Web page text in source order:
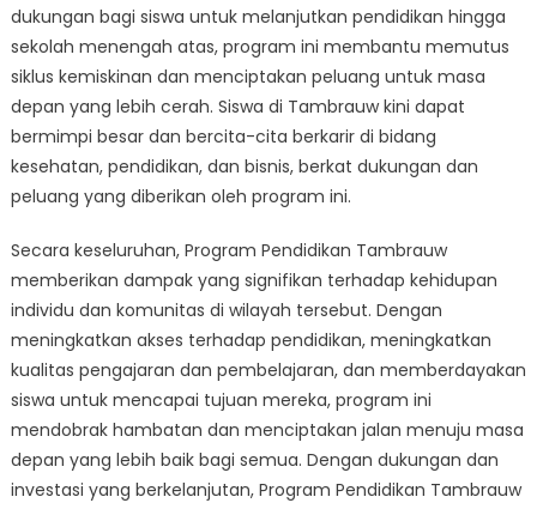
dukungan bagi siswa untuk melanjutkan pendidikan hingga
sekolah menengah atas, program ini membantu memutus
siklus kemiskinan dan menciptakan peluang untuk masa
depan yang lebih cerah. Siswa di Tambrauw kini dapat
bermimpi besar dan bercita-cita berkarir di bidang
kesehatan, pendidikan, dan bisnis, berkat dukungan dan
peluang yang diberikan oleh program ini.
Secara keseluruhan, Program Pendidikan Tambrauw
memberikan dampak yang signifikan terhadap kehidupan
individu dan komunitas di wilayah tersebut. Dengan
meningkatkan akses terhadap pendidikan, meningkatkan
kualitas pengajaran dan pembelajaran, dan memberdayakan
siswa untuk mencapai tujuan mereka, program ini
mendobrak hambatan dan menciptakan jalan menuju masa
depan yang lebih baik bagi semua. Dengan dukungan dan
investasi yang berkelanjutan, Program Pendidikan Tambrauw